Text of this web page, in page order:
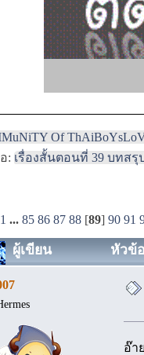
Of
: เรื่องสั้นตอนที่ 39 บทสรุ
1 ...85 86 87 88 [89]90 91
ผู้เขียน หัวข้อ
อ๊า